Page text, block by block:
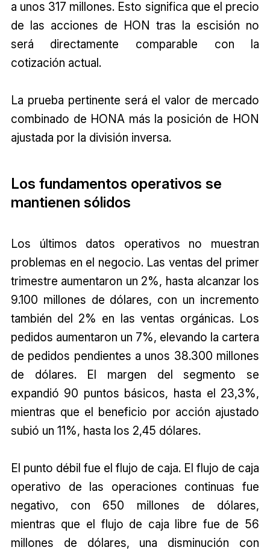
a unos 317 millones. Esto significa que el precio
de las acciones de HON tras la escisión no
será directamente comparable con la
cotización actual.
La prueba pertinente será el valor de mercado
combinado de HONA más la posición de HON
ajustada por la división inversa.
Los fundamentos operativos se
mantienen sólidos
Los últimos datos operativos no muestran
problemas en el negocio. Las ventas del primer
trimestre aumentaron un 2%, hasta alcanzar los
9.100 millones de dólares, con un incremento
también del 2% en las ventas orgánicas. Los
pedidos aumentaron un 7%, elevando la cartera
de pedidos pendientes a unos 38.300 millones
de dólares. El margen del segmento se
expandió 90 puntos básicos, hasta el 23,3%,
mientras que el beneficio por acción ajustado
subió un 11%, hasta los 2,45 dólares.
El punto débil fue el flujo de caja. El flujo de caja
operativo de las operaciones continuas fue
negativo, con 650 millones de dólares,
mientras que el flujo de caja libre fue de 56
millones de dólares, una disminución con